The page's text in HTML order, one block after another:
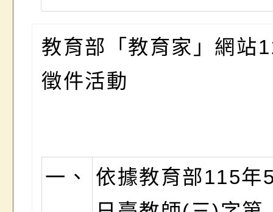
教育部「教育家」網站
徵件活動
一、
依據教育部115年